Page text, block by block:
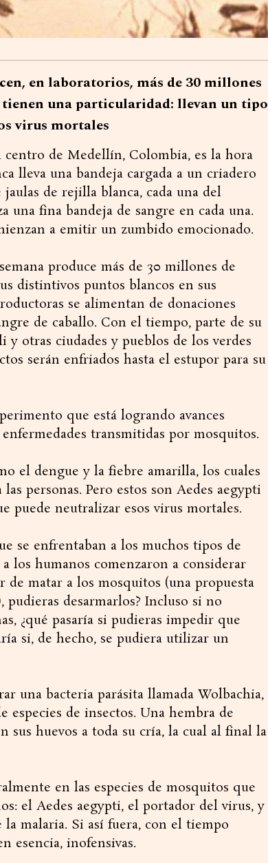
en laboratorios, más de 30 millones
tienen una particularidad: llevan un tipo
virus mortales
de Medellín, Colombia, es la hora
lleva una bandeja cargada a un criadero
de rejilla blanca, cada una del
fina bandeja de sangre en cada una.
a emitir un zumbido emocionado.
produce más de 30 millones de
distintivos puntos blancos en sus
se alimentan de donaciones
de caballo. Con el tiempo, parte de su
otras ciudades y pueblos de los verdes
serán enfriados hasta el estupor para su
que está logrando avances
transmitidas por mosquitos.
el dengue y la fiebre amarilla, los cuales
personas. Pero estos son Aedes aegypti
puede neutralizar esos virus mortales.
se enfrentaban a los muchos tipos de
humanos comenzaron a considerar
de matar a los mosquitos (una propuesta
desarmarlos? Incluso si no
¿qué pasaría si pudieras impedir que
si, de hecho, se pudiera utilizar un
una bacteria parásita llamada Wolbachia,
especies de insectos. Una hembra de
huevos a toda su cría, la cual al final la
en las especies de mosquitos que
el Aedes aegypti, el portador del virus, y
malaria. Si así fuera, con el tiempo
esencia, inofensivas.